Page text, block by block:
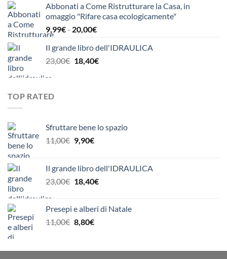
originale
era:
24,00€.
attuale
è:
Abbonati a Come Ristrutturare la Casa, in
omaggio "Rifare casa ecologicamente"
9,99€- 20,00€Fascia
prezzo:
da
Il grande libro dell'IDRAULICA
23,00€ Il
18,40€Il
TOP RATED
Sfruttare bene lo spazio
11,00€ Il
era:
11,00€.
9,90€Il
è:
9,90€.
Il grande libro dell'IDRAULICA
23,00€ Il
era:
23,00€.
18,40€Il
è:
Presepi e alberi di Natale
11,00€ Il
era:
8,80€Il
è: